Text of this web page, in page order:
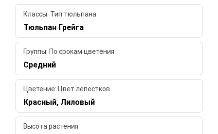
Классы: Тип тюльпана
Тюльпан Грейга
Группы: По срокам цветения
Средний
Цветение: Цвет лепестков
Красный, Лиловый
Высота растения